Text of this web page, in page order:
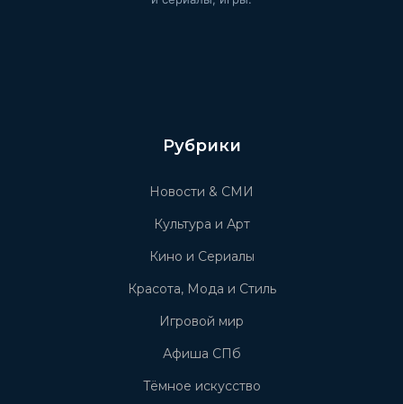
Рубрики
Новости & СМИ
Культура и Арт
Кино и Сериалы
Красота, Мода и Стиль
Игровой мир
Афиша СПб
Тёмное искусство